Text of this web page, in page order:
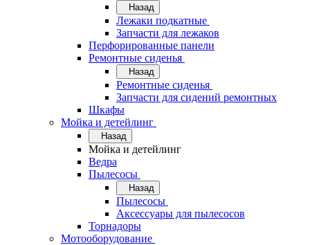
Назад
Лежаки подкатные
Запчасти для лежаков
Перфорированные панели
Ремонтные сиденья
Назад
Ремонтные сиденья
Запчасти для сидений ремонтных
Шкафы
Мойка и детейлинг
Назад
Мойка и детейлинг
Ведра
Пылесосы
Назад
Пылесосы
Аксессуары для пылесосов
Торнадоры
Мотооборудование